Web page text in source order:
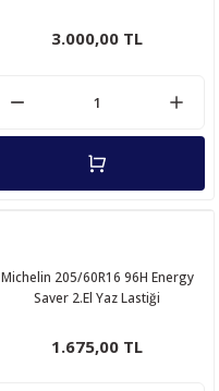
3.000,00 TL
Michelin 205/60R16 96H Energy
Saver 2.El Yaz Lastiği
1.675,00 TL